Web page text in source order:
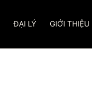
ĐẠI LÝ GIỚI THIỆU